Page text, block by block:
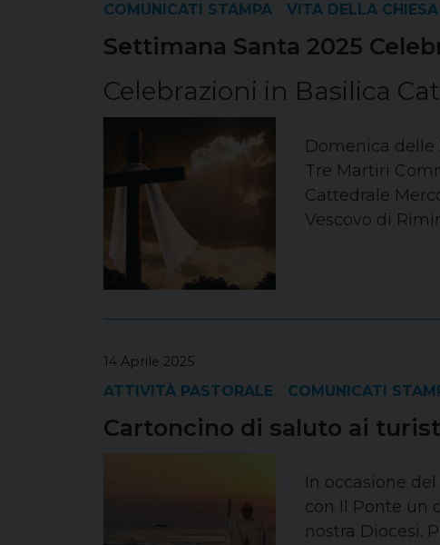
COMUNICATI STAMPA VITA DELLA CHIESA
Settimana Santa 2025
Celebrazioni in Basilica
Domenica delle
Tre Martiri
Cattedrale
Vescovo di
14 Aprile 2025
ATTIVITÀ PASTORALE COMUNICATI
Cartoncino di saluto ai
In occasione
con Il Ponte un
nostra Diocesi.